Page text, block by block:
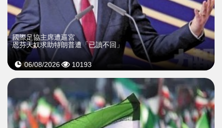
國際足協主席遭逼宮
恩芬天奴求助特朗普遭「已讀不回」
06/08/2026 10193